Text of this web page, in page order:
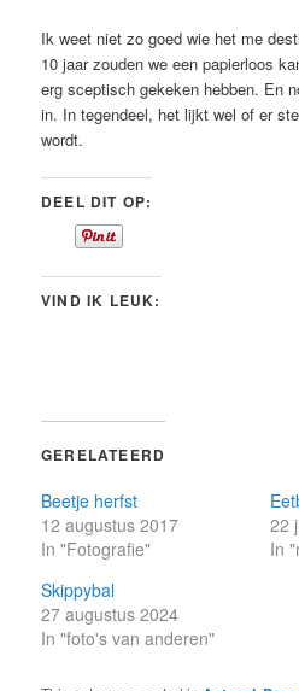
Ik weet niet zo goed wie het me
10 jaar zouden we een papierloos
erg sceptisch gekeken hebben. En
in. In tegendeel, het lijkt wel of er
wordt.
DEEL DIT OP:
VIND IK LEUK:
GERELATEERD
Beetje herfst
12 augustus 2017
In "Fotografie"
22
In
Skippybal
27 augustus 2024
In "foto's van anderen"